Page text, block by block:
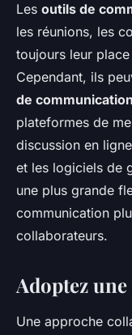
Les outils de
les réunions, les
toujours leur
Cependant, ils
de
plateformes de
discussion en
et les logiciels de
une plus grande
communication
collaborateurs.
Adoptez
Une approche